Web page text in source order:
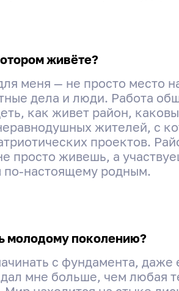
живёте?
меня — не просто место
дела и люди. Работа
как живет район,
жителей, с
проектов.
просто живешь, а
по-настоящему родным.
молодому поколению?
с фундамента,
мне больше, чем любая